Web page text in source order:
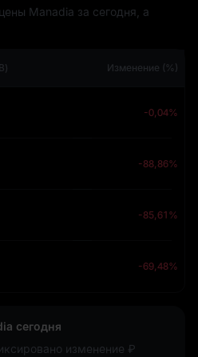
Manadia за сегодня, а
Изменение (%)
-0,04%
-88,86%
-85,61%
-69,48%
сегодня
изменение ₽